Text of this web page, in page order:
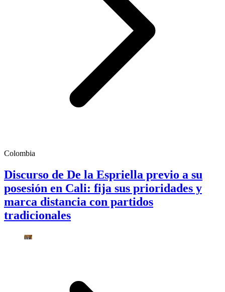
Colombia
Discurso de De la Espriella previo a su
posesión en Cali: fija sus prioridades y
marca distancia con partidos
tradicionales